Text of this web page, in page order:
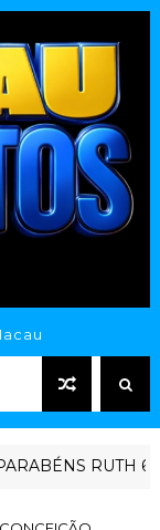
RUTH 6.0